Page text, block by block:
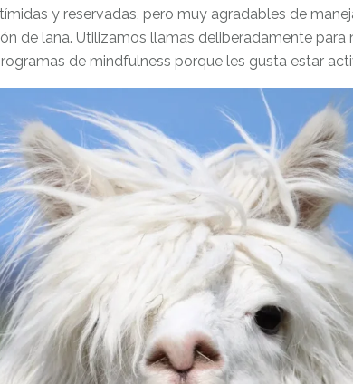
y reservadas, pero muy agradables de
de lana. Utilizamos llamas deliberadamente para
de mindfulness porque les gusta estar